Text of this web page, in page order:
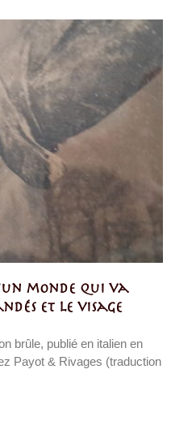
monde qui va
et le visage
brûle, publié en italien en
Payot & Rivages (traduction